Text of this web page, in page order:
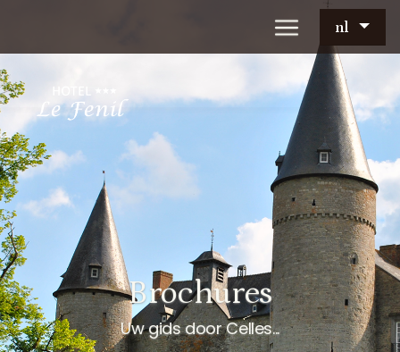
nl
Brochures
Uw gids door Celles...